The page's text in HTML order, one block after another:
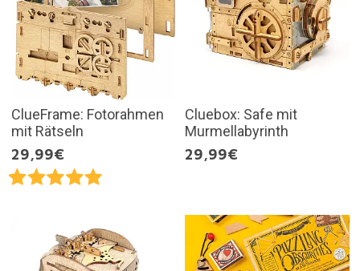
ClueFrame: Fotorahmen
mit Rätseln
29,99€
Cluebox: Safe mit
Murmellabyrinth
29,99€